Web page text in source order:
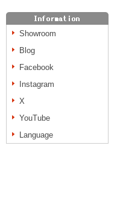
Showroom
Blog
Facebook
Instagram
X
YouTube
Language